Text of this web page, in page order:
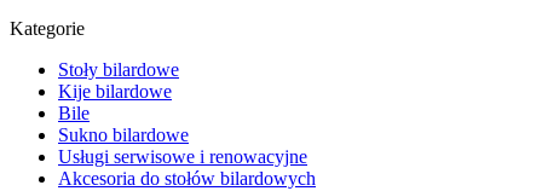
Kategorie
Stoły bilardowe
Kije bilardowe
Bile
Sukno bilardowe
Usługi serwisowe i renowacyjne
Akcesoria do stołów bilardowych